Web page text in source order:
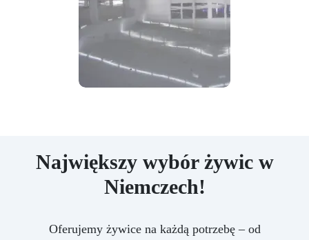
Największy wybór żywic w
Niemczech!
Oferujemy żywice na każdą potrzebę – od